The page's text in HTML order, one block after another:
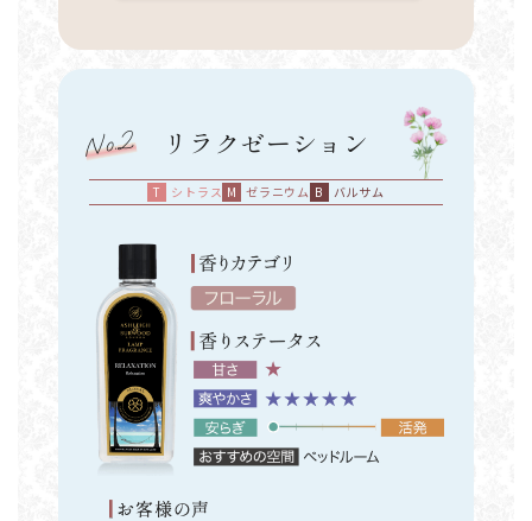
リラクゼーション
シトラス ゼラニウム バルサム